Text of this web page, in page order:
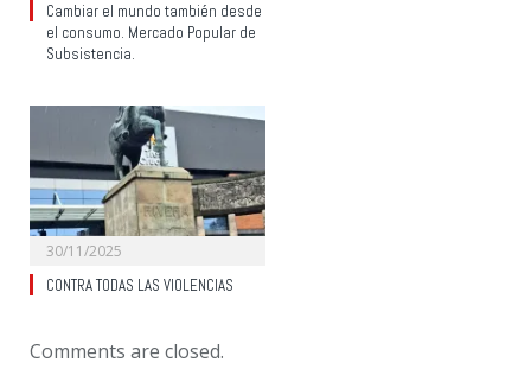
Cambiar el mundo también desde
el consumo. Mercado Popular de
Subsistencia.
30/11/2025
CONTRA TODAS LAS VIOLENCIAS
Comments are closed.